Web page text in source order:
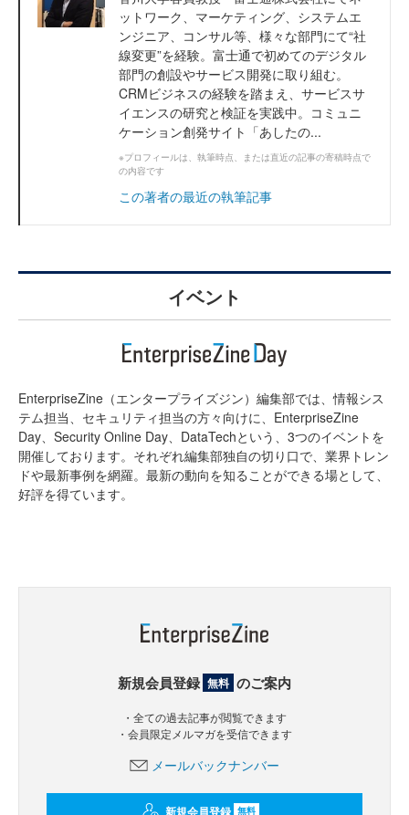
ットワーク、マーケティング、システムエ
ンジニア、コンサル等、様々な部門にて“社
線変更”を経験。富士通で初めてのデジタル
部門の創設やサービス開発に取り組む。
CRMビジネスの経験を踏まえ、サービスサ
イエンスの研究と検証を実践中。コミュニ
ケーション創発サイト「あしたの...
※プロフィールは、執筆時点、または直近の記事の寄稿時点で
の内容です
この著者の最近の執筆記事
イベント
EnterpriseZine（エンタープライズジン）編集部では、情報シス
テム担当、セキュリティ担当の方々向けに、EnterpriseZine
Day、Security Online Day、DataTechという、3つのイベントを
開催しております。それぞれ編集部独自の切り口で、業界トレン
ドや最新事例を網羅。最新の動向を知ることができる場として、
好評を得ています。
新規会員登録 無料 のご案内
・全ての過去記事が閲覧できます
・会員限定メルマガを受信できます
メールバックナンバー
新規会員登録 無料